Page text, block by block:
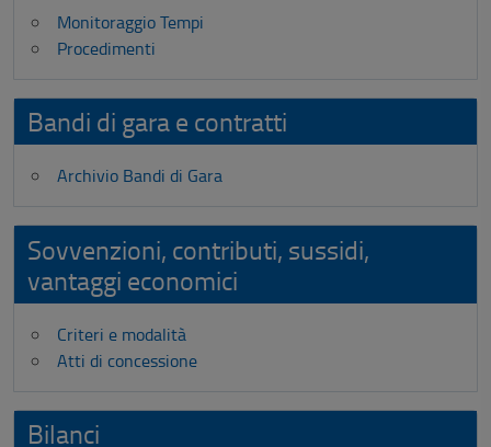
Monitoraggio Tempi
Procedimenti
Bandi di gara e contratti
Archivio Bandi di Gara
Sovvenzioni, contributi, sussidi,
vantaggi economici
Criteri e modalità
Atti di concessione
Bilanci